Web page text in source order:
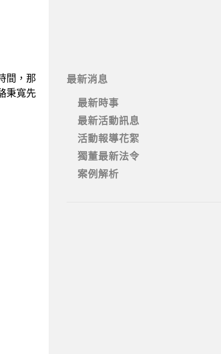
間，那
秉寬先
最新消息
最新時事
最新活動訊息
活動報導花絮
獨董最新法令
案例解析